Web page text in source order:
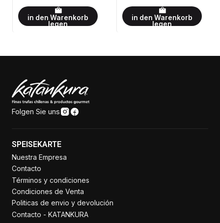
in den Warenkorb
legen
in den Warenkorb
legen
Folgen Sie uns
SPEISEKARTE
Nuestra Empresa
Contacto
Términos y condiciones
Condiciones de Venta
Politicas de envio y devolución
Contacto - KATANKURA